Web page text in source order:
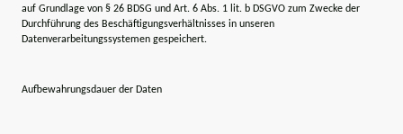
auf Grundlage von § 26 BDSG und Art. 6 Abs. 1 lit. b DSGVO zum Zwecke der
Durchführung des Beschäftigungsverhältnisses in unseren
Datenverarbeitungssystemen gespeichert.
Aufbewahrungsdauer der Daten